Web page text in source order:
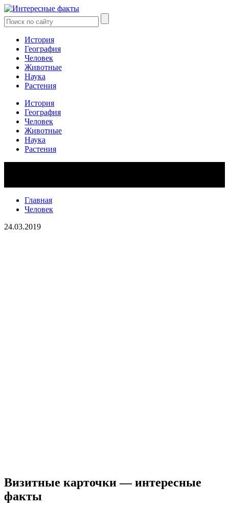
История
География
Человек
Животные
Наука
Растения
История
География
Человек
Животные
Наука
Растения
Главная
Человек
24.03.2019
Визитные карточки — интересные
факты